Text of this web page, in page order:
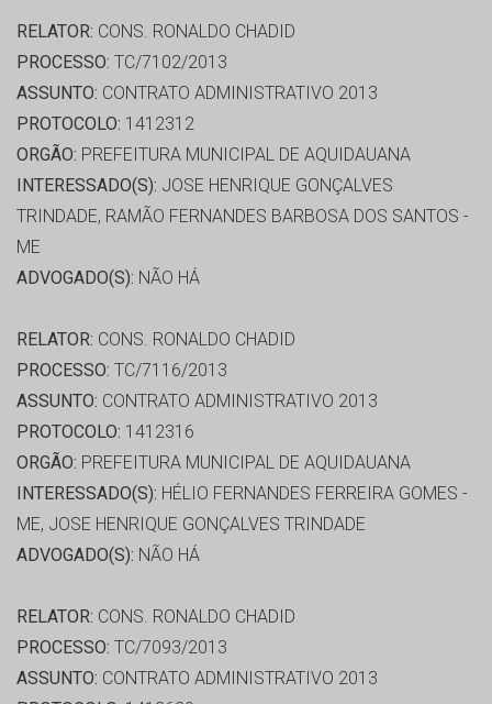
RELATOR: CONS. RONALDO CHADID
PROCESSO: TC/7102/2013
ASSUNTO: CONTRATO ADMINISTRATIVO 2013
PROTOCOLO: 1412312
ORGÃO: PREFEITURA MUNICIPAL DE AQUIDAUANA
INTERESSADO(S): JOSE HENRIQUE GONÇALVES
TRINDADE, RAMÃO FERNANDES BARBOSA DOS SANTOS -
ME
ADVOGADO(S): NÃO HÁ
RELATOR: CONS. RONALDO CHADID
PROCESSO: TC/7116/2013
ASSUNTO: CONTRATO ADMINISTRATIVO 2013
PROTOCOLO: 1412316
ORGÃO: PREFEITURA MUNICIPAL DE AQUIDAUANA
INTERESSADO(S): HÉLIO FERNANDES FERREIRA GOMES -
ME, JOSE HENRIQUE GONÇALVES TRINDADE
ADVOGADO(S): NÃO HÁ
RELATOR: CONS. RONALDO CHADID
PROCESSO: TC/7093/2013
ASSUNTO: CONTRATO ADMINISTRATIVO 2013